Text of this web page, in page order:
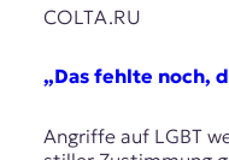
COLTA.RU
„Das fehlte noch,
Angriffe auf LGBT